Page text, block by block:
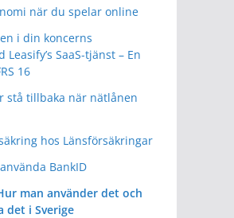
när du spelar online
i din koncerns
SaaS-tjänst – En
16
stå tillbaka när nätlånen
hos Länsförsäkringar
BankID
man använder det och
det i Sverige